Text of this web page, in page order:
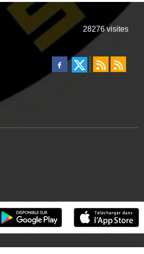
28276visites